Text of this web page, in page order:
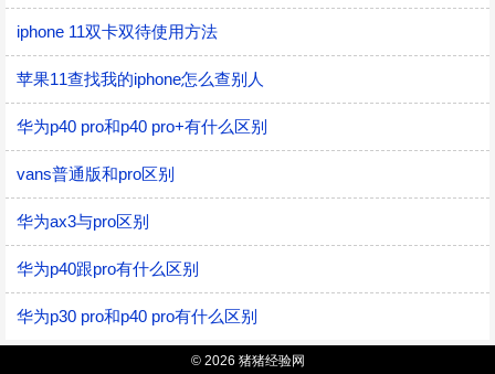
iphone 11双卡双待使用方法
苹果11查找我的iphone怎么查别人
华为p40 pro和p40 pro+有什么区别
vans普通版和pro区别
华为ax3与pro区别
华为p40跟pro有什么区别
华为p30 pro和p40 pro有什么区别
© 2026 猪猪经验网